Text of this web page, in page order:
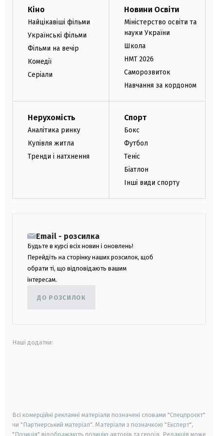
Кіно
Найцікавіші фільми
Українські фільми
Фільми на вечір
Комедії
Серіали
Новини Освіти
Міністерство освіти та
науки України
Школа
НМТ 2026
Саморозвиток
Навчання за кордоном
Нерухомість
Аналітика ринку
Купівля житла
Тренди і натхнення
Спорт
Бокс
Футбол
Теніс
Біатлон
Інші види спорту
Email - розсилка
Будьте в курсі всіх новин і оновлень!
Перейдіть на сторінку наших розсилок, щоб
обрати ті, що відповідають вашим
інтересам.
ДО РОЗСИЛОК
Наші додатки:
Всі комерційні рекламні матеріали позначені словами "Спецпроєкт"
чи "Партнерський матеріал". Матеріали з позначкою "Експерт",
"Позиція" відображають позицію авторів та героїв. Редакція може